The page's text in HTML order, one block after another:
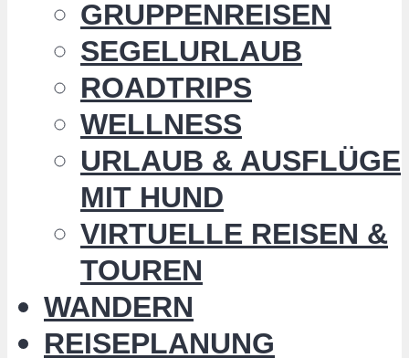
GRUPPENREISEN
SEGELURLAUB
ROADTRIPS
WELLNESS
URLAUB & AUSFLÜGE
MIT HUND
VIRTUELLE REISEN &
TOUREN
WANDERN
REISEPLANUNG